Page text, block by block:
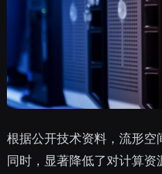
根据公开技术资料，流形空
同时，显著降低了对计算资